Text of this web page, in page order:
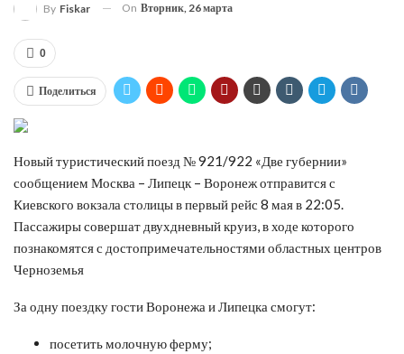
By Fiskar On Вторник, 26 марта
0
Поделиться
Новый туристический поезд № 921/922 «Две губернии»
сообщением Москва – Липецк – Воронеж отправится с
Киевского вокзала столицы в первый рейс 8 мая в 22:05.
Пассажиры совершат двухдневный круиз, в ходе которого
познакомятся с достопримечательностями областных центров
Черноземья
За одну поездку гости Воронежа и Липецка смогут:
посетить молочную ферму;